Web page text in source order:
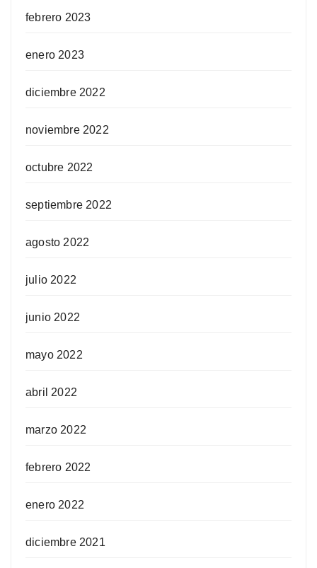
febrero 2023
enero 2023
diciembre 2022
noviembre 2022
octubre 2022
septiembre 2022
agosto 2022
julio 2022
junio 2022
mayo 2022
abril 2022
marzo 2022
febrero 2022
enero 2022
diciembre 2021